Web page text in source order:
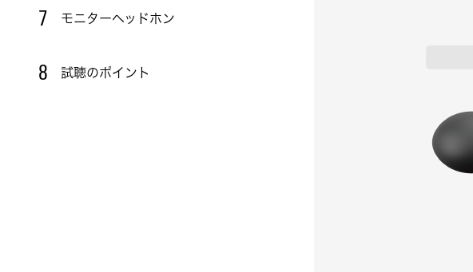
7 モニターヘッドホン
8 試聴のポイント